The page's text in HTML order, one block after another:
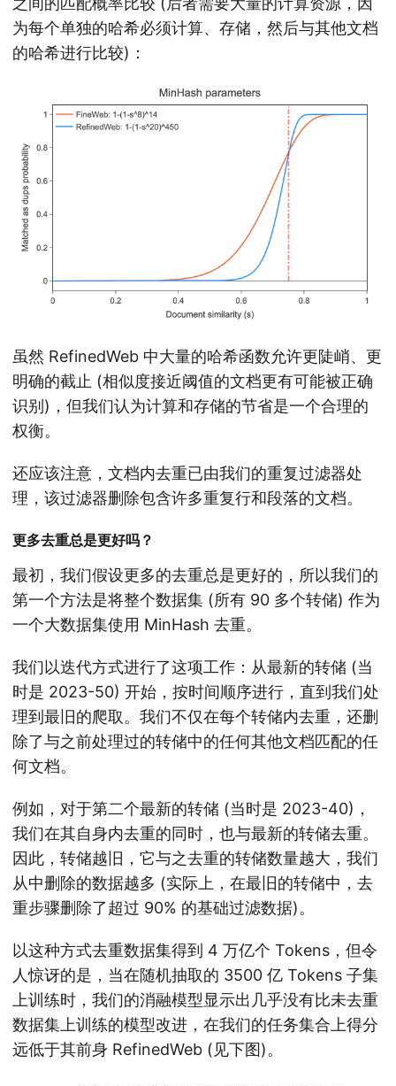
为每个单独的哈希必须计算、存储，然后与其他文档
的哈希进行比较)：
虽然 RefinedWeb 中大量的哈希函数允许更陡峭、更
明确的截止 (相似度接近阈值的文档更有可能被正确
识别)，但我们认为计算和存储的节省是一个合理的
权衡。
还应该注意，文档内去重已由我们的重复过滤器处
理，该过滤器删除包含许多重复行和段落的文档。
更多去重总是更好吗？
最初，我们假设更多的去重总是更好的，所以我们的
第一个方法是将整个数据集 (所有 90 多个转储) 作为
一个大数据集使用 MinHash 去重。
我们以迭代方式进行了这项工作：从最新的转储 (当
时是 2023-50) 开始，按时间顺序进行，直到我们处
理到最旧的爬取。我们不仅在每个转储内去重，还删
除了与之前处理过的转储中的任何其他文档匹配的任
何文档。
例如，对于第二个最新的转储 (当时是 2023-40)，
我们在其自身内去重的同时，也与最新的转储去重。
因此，转储越旧，它与之去重的转储数量越大，我们
从中删除的数据越多 (实际上，在最旧的转储中，去
重步骤删除了超过 90% 的基础过滤数据)。
以这种方式去重数据集得到 4 万亿个 Tokens，但令
人惊讶的是，当在随机抽取的 3500 亿 Tokens 子集
上训练时，我们的消融模型显示出几乎没有比未去重
数据集上训练的模型改进，在我们的任务集合上得分
远低于其前身 RefinedWeb (见下图)。